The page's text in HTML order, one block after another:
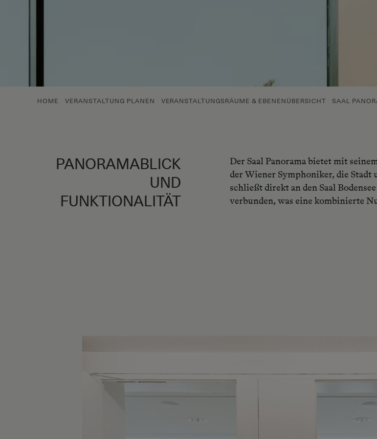
HOME VERANSTALTUNG PLANEN VERANSTALTUNGSRÄUME & EBENENÜBERSICHT SAAL
PANORAMABLICK
UND
FUNKTIONALITÄT
Der Saal Panorama bietet mit
der Wiener Symphoniker, die Stadt
schließt direkt an den Saal
verbunden, was eine kombinierte